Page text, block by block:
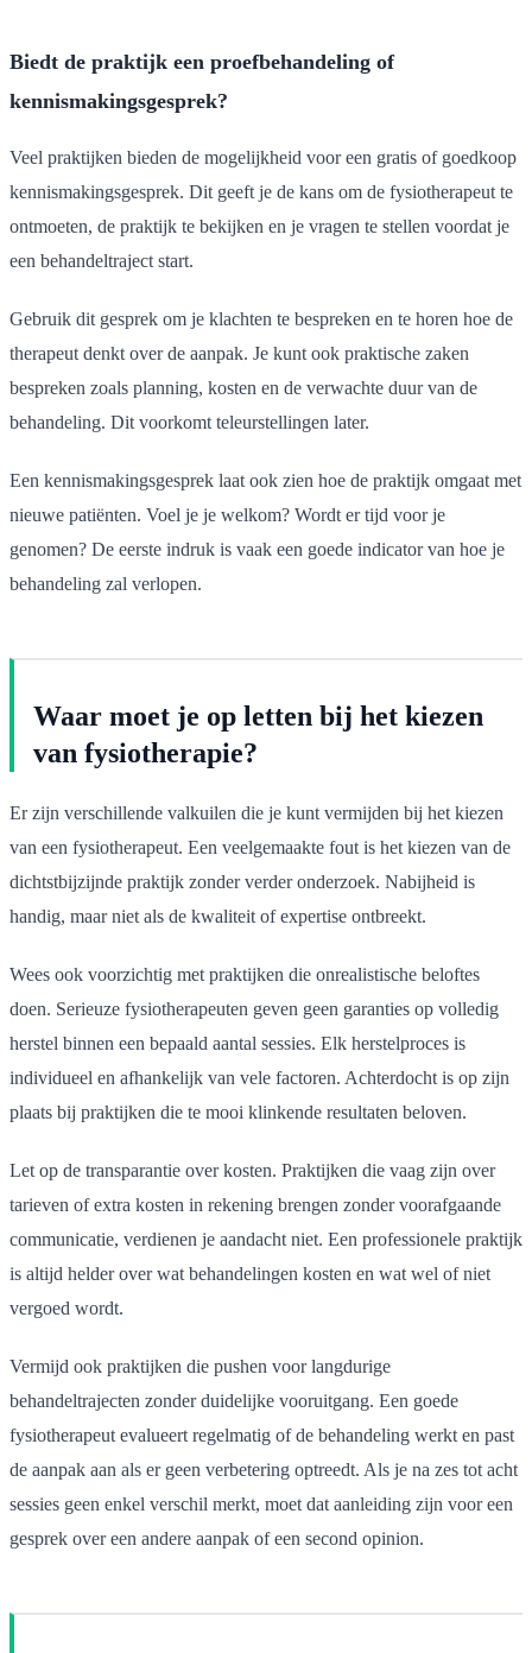
Biedt de praktijk een proefbehandeling of
kennismakingsgesprek?
Veel praktijken bieden de mogelijkheid voor een gratis of goedkoop
kennismakingsgesprek. Dit geeft je de kans om de fysiotherapeut te
ontmoeten, de praktijk te bekijken en je vragen te stellen voordat je
een behandeltraject start.
Gebruik dit gesprek om je klachten te bespreken en te horen hoe de
therapeut denkt over de aanpak. Je kunt ook praktische zaken
bespreken zoals planning, kosten en de verwachte duur van de
behandeling. Dit voorkomt teleurstellingen later.
Een kennismakingsgesprek laat ook zien hoe de praktijk omgaat met
nieuwe patiënten. Voel je je welkom? Wordt er tijd voor je
genomen? De eerste indruk is vaak een goede indicator van hoe je
behandeling zal verlopen.
Waar moet je op letten bij het kiezen
van fysiotherapie?
Er zijn verschillende valkuilen die je kunt vermijden bij het kiezen
van een fysiotherapeut. Een veelgemaakte fout is het kiezen van de
dichtstbijzijnde praktijk zonder verder onderzoek. Nabijheid is
handig, maar niet als de kwaliteit of expertise ontbreekt.
Wees ook voorzichtig met praktijken die onrealistische beloftes
doen. Serieuze fysiotherapeuten geven geen garanties op volledig
herstel binnen een bepaald aantal sessies. Elk herstelproces is
individueel en afhankelijk van vele factoren. Achterdocht is op zijn
plaats bij praktijken die te mooi klinkende resultaten beloven.
Let op de transparantie over kosten. Praktijken die vaag zijn over
tarieven of extra kosten in rekening brengen zonder voorafgaande
communicatie, verdienen je aandacht niet. Een professionele praktijk
is altijd helder over wat behandelingen kosten en wat wel of niet
vergoed wordt.
Vermijd ook praktijken die pushen voor langdurige
behandeltrajecten zonder duidelijke vooruitgang. Een goede
fysiotherapeut evalueert regelmatig of de behandeling werkt en past
de aanpak aan als er geen verbetering optreedt. Als je na zes tot acht
sessies geen enkel verschil merkt, moet dat aanleiding zijn voor een
gesprek over een andere aanpak of een second opinion.